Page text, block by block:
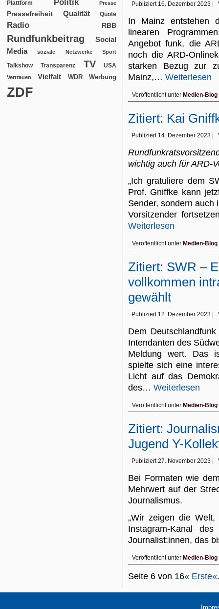
Plattform Politik Presse
Pressefreiheit Qualität Quote
Radio RBB
Rundfunkbeitrag
Social
Media
soziale Netzwerke Sport
Talkshow Transparenz TV USA
Vertrauen Vielfalt WDR Werbung
ZDF
Publiziert 16. Dezember 2023
In Mainz entstehen
linearen
Angebot funk, die
noch die ARD-
starken Bezug zur
Mainz,… Weiterlesen
Veröffentlicht unter Medien-Blog
Zitiert: Kai
Publiziert 14. Dezember 2023
wichtig auch für ARD-
„Ich gratuliere dem
Prof. Gniffke kann
Sender, sondern auch
Vorsitzender
Weiterlesen
Veröffentlicht unter Medien-Blog
Zitiert: SWR –
vollkommen
gewählt
Publiziert 12. Dezember 2023
Dem
Intendanten des
Meldung wert. Das
spielte sich eine
Licht auf das
des… Weiterlesen
Veröffentlicht unter Medien-Blog
Zitiert:
Jugend Y-
Publiziert 27. November 2023
Bei Formaten wie
Mehrwert auf der
Journalismus.
„Wir zeigen die
Instagram-Kanal
Journalist:innen, das
Veröffentlicht unter Medien-Blog
Seite 6 von 16« Erste«